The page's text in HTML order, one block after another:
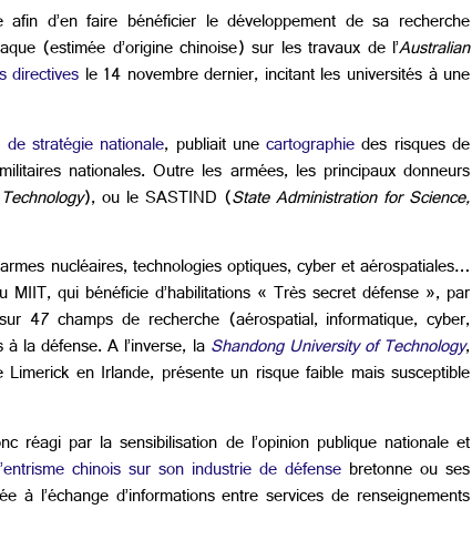
d’en faire bénéficier le développement de sa recherche
(estimée d’origine chinoise) sur les travaux de l’Australian
directives le 14 novembre dernier, incitant les universités à une
stratégie nationale, publiait unecartographiedes risques de
nationales. Outre les armées, les principaux donneurs
), ou le SASTIND (State Administration for Science,
nucléaires, technologies optiques, cyber et aérospatiales…
qui bénéficie d’habilitations « Très secret défense », par
47 champs de recherche (aérospatial, informatique, cyber,
la défense. A l’inverse, laShandong University of Technology,
en Irlande, présente un risque faible mais susceptible
réagi par la sensibilisation de l’opinion publique nationale et
chinois sur son industrie de défense bretonne ou ses
à l’échange d’informations entre services de renseignements